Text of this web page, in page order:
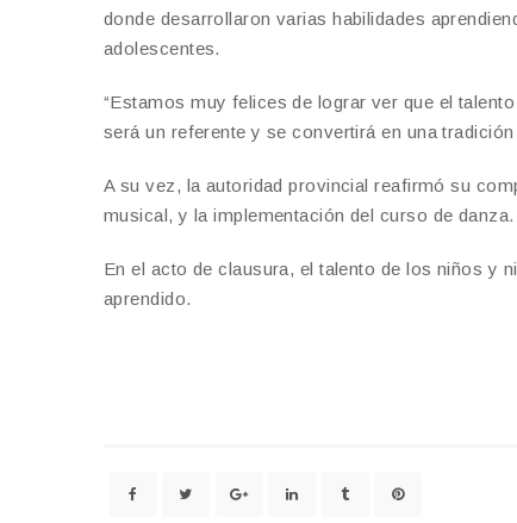
donde desarrollaron varias habilidades
adolescentes.
“Estamos muy felices de lograr ver que el
será un referente y se convertirá en una
A su vez, la autoridad provincial reafirmó su
musical, y la implementación del curso de danza.
En el acto de clausura, el talento de los niños y
aprendido.